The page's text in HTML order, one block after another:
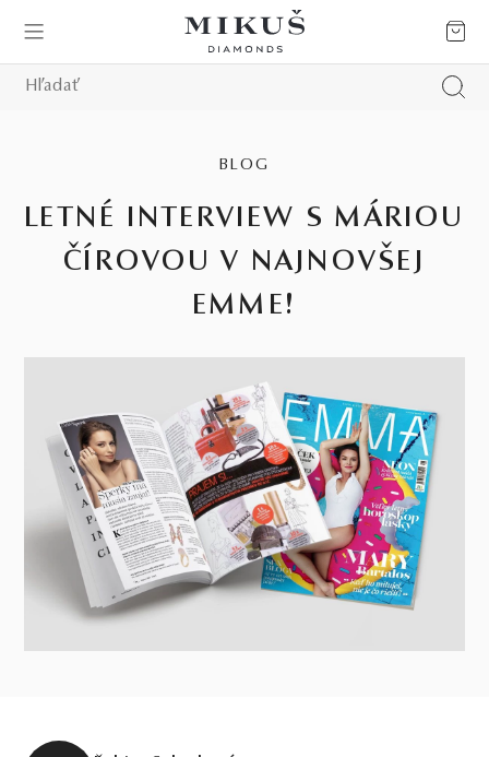
BLOG
LETNÉ INTERVIEW S MÁRIOU
ČÍROVOU V NAJNOVŠEJ
EMME!